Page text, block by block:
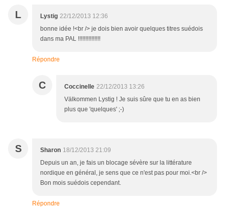
L Lystig 22/12/2013 12:36
bonne idée !<br /> je dois bien avoir quelques titres suédois
dans ma PAL !!!!!!!!!!!!!!!
Répondre
C Coccinelle 22/12/2013 13:26
Välkommen Lystig ! Je suis sûre que tu en as bien
plus que 'quelques' ;-)
S Sharon 18/12/2013 21:09
Depuis un an, je fais un blocage sévère sur la littérature
nordique en général, je sens que ce n'est pas pour moi.<br />
Bon mois suédois cependant.
Répondre